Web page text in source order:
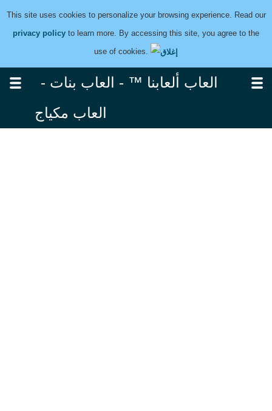
This site uses cookies to personalize your browsing experience. Read our
privacy policy to learn more. By accessing this site, you agree to the
use of cookies.
العاب ألعابنا ™ - العاب بنات -
العاب مكياج